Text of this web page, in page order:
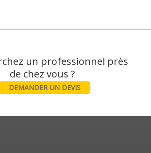
un professionnel près
DEMANDER UN DEVIS